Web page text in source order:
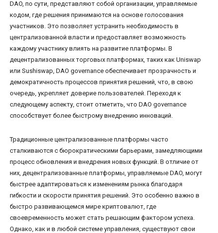
DAO, по сути, представляют собой организации, управляемые
кодом, где решения принимаются на основе голосования
участников. Это позволяет устранить необходимость в
централизованной власти и предоставляет возможность
каждому участнику влиять на развитие платформы. В
децентрализованных торговых платформах, таких как Uniswap
или Sushiswap, DAO governance обеспечивает прозрачность и
демократичность процессов принятия решений, что, в свою
очередь, укрепляет доверие пользователей. Переходя к
следующему аспекту, стоит отметить, что DAO governance
способствует более быстрому внедрению инноваций.
Традиционные централизованные платформы часто
сталкиваются с бюрократическими барьерами, замедляющими
процесс обновления и внедрения новых функций. В отличие от
них, децентрализованные платформы, управляемые DAO, могут
быстрее адаптироваться к изменениям рынка благодаря
гибкости и скорости принятия решений. Это особенно важно в
быстро развивающемся мире криптовалют, где
своевременность может стать решающим фактором успеха.
Однако, как и в любой системе управления, существуют свои